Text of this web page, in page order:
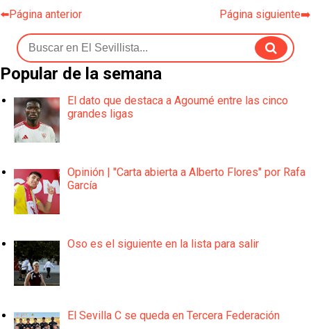
⬅️Página anterior Página siguiente➡️
Popular de la semana
El dato que destaca a Agoumé entre las cinco
grandes ligas
Opinión | "Carta abierta a Alberto Flores" por Rafa
García
Oso es el siguiente en la lista para salir
El Sevilla C se queda en Tercera Federación